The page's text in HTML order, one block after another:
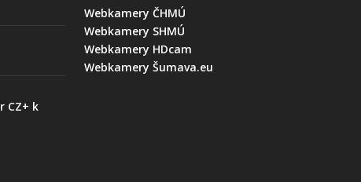
CZ+ k
Webkamery ČHMÚ
Webkamery SHMÚ
Webkamery HDcam
Webkamery Šumava.eu